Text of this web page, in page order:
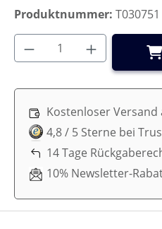
Produktnummer: T030751
Produkt Anzahl:
Kostenloser Versand
4,8 / 5 Sterne bei
14 Tage
10% Newsletter-